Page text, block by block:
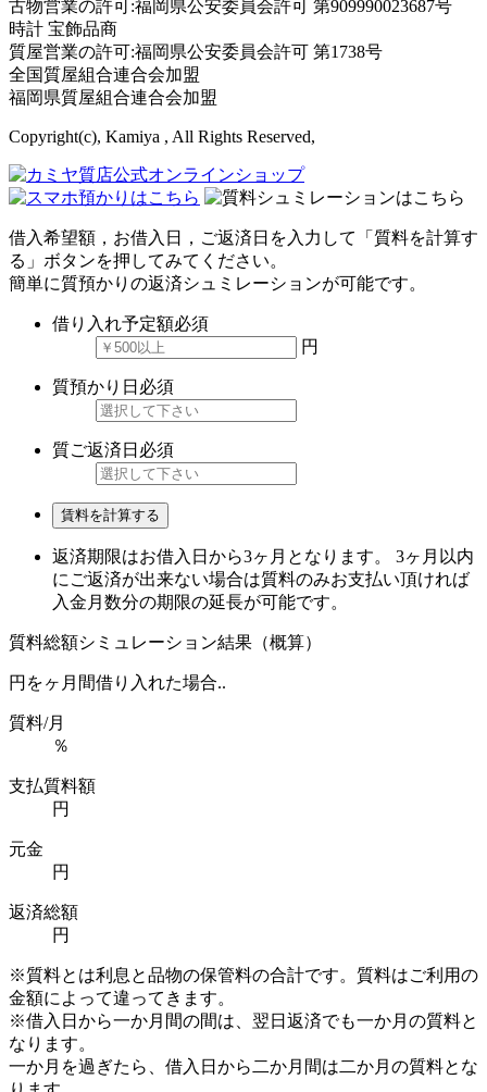
古物営業の許可:福岡県公安委員会許可 第909990023687号
時計 宝飾品商
質屋営業の許可:福岡県公安委員会許可 第1738号
全国質屋組合連合会加盟
福岡県質屋組合連合会加盟
Copyright(c), Kamiya , All Rights Reserved,
借入希望額，お借入日，ご返済日を入力して「質料を計算す
る」ボタンを押してみてください。
簡単に質預かりの返済シュミレーションが可能です。
借り入れ予定額必須
円
質預かり日 必須
質ご返済日 必須
賃料を計算する
返済期限はお借入日から3ヶ月となります。 3ヶ月以内
にご返済が出来ない場合は質料のみお支払い頂ければ
入金月数分の期限の延長が可能です。
質料総額シミュレーション結果（概算）
円をヶ月間借り入れた場合..
質料/月
％
支払質料額
円
元金
円
返済総額
円
※質料とは利息と品物の保管料の合計です。質料はご利用の
金額によって違ってきます。
※借入日から一か月間の間は、翌日返済でも一か月の質料と
なります。
一か月を過ぎたら、借入日から二か月間は二か月の質料とな